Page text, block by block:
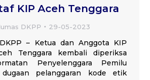
KIP Aceh Tenggara
DKPP 29-05-2023
– Ketua dan Anggota KIP
Tenggara kembali diperiksa
Penyelenggara Pemilu
pelanggaran kode etik